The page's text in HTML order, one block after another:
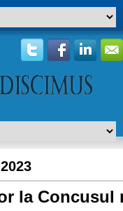
la Concusul